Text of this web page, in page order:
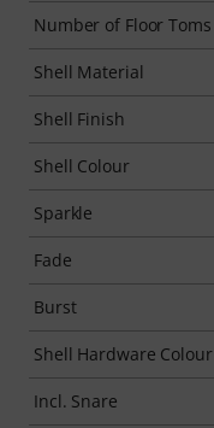
Number of Floor Toms
Shell Material
Shell Finish
Shell Colour
Sparkle
Fade
Burst
Shell Hardware Colour
Incl. Snare